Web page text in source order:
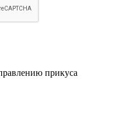
прикуса